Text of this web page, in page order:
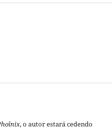
, o autor estará cedendo